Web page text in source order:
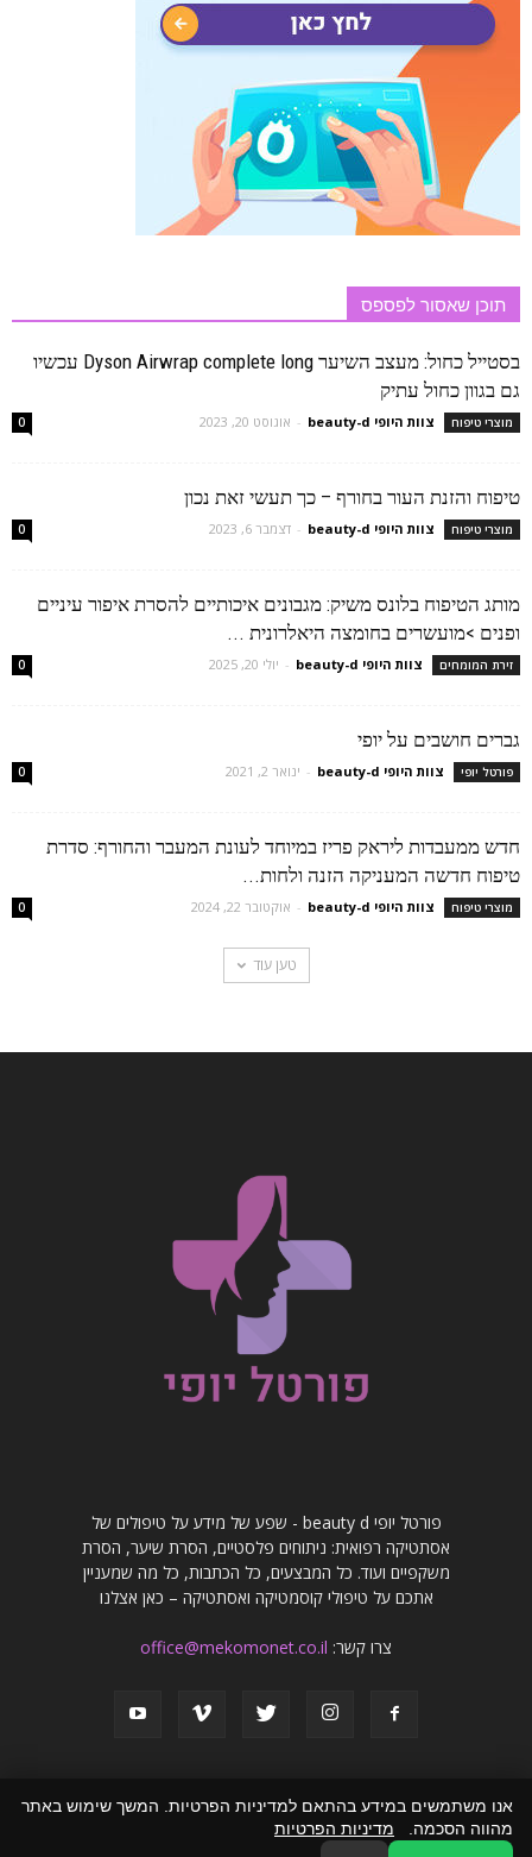
תוכן שאסור לפספס
בסטייל כחול: מעצב השיער Dyson Airwrap complete long עכשיו
גם בגוון כחול עתיק
מוצרי טיפוח צוות היופי beauty-d - אוגוסט 20, 2023 0
טיפוח והזנת העור בחורף – כך תעשי זאת נכון
מוצרי טיפוח צוות היופי beauty-d - דצמבר 6, 2023 0
מותג הטיפוח בלונס משיק: מגבונים איכותיים להסרת איפור עיניים
ופנים >מועשרים בחומצה היאלרונית ...
זירת המומחים צוות היופי beauty-d - יולי 20, 2025 0
גברים חושבים על יופי
פורטל יופי צוות היופי beauty-d - ינואר 2, 2021 0
חדש ממעבדות ליראק פריז במיוחד לעונת המעבר והחורף: סדרת
טיפוח חדשה המעניקה הזנה ולחות...
מוצרי טיפוח צוות היופי beauty-d - אוקטובר 22, 2024 0
טען עוד
פורטל יופי beauty d - שפע של מידע על טיפולים של
אסתטיקה רפואית: ניתוחים פלסטיים, הסרת שיער, הסרת
משקפיים ועוד. כל המבצעים, כל הכתבות, כל מה שמעניין
אתכם על טיפולי קוסמטיקה ואסתטיקה – כאן אצלנו
צרו קשר: office@mekomonet.co.il
פרסמו אצלנו פרסום מאמרים באתרים
אנו משתמשים במידע בהתאם למדיניות הפרטיות. המשך שימוש באתר
מהווה הסכמה. מדיניות הפרטיות